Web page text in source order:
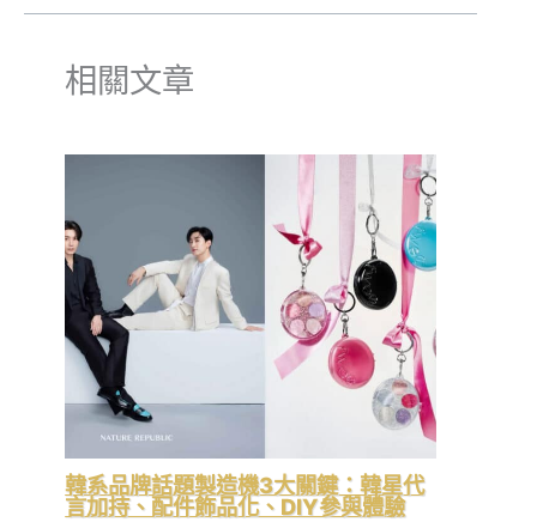
相關文章
韓系品牌話題製造機3大關鍵：韓星代
言加持、配件飾品化、DIY參與體驗